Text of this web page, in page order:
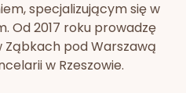
specjalizującym się w
Od 2017 roku prowadzę
pod Warszawą
w Rzeszowie.